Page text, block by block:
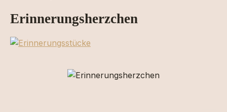
Erinnerungsherzchen
Bildergalerie überspringen